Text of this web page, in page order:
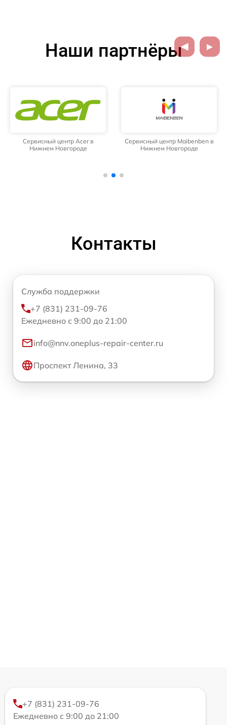
Наши партнёры
Сервисный центр Acer в
Нижнем Новгороде
Сервисный центр Maibenben в
Нижнем Новгороде
Контакты
Служба поддержки
+7 (831) 231-09-76
Ежедневно с 9:00 до 21:00
info@nnv.oneplus-repair-center.ru
Проспект Ленина, 33
+7 (831) 231-09-76
Ежедневно с 9:00 до 21:00